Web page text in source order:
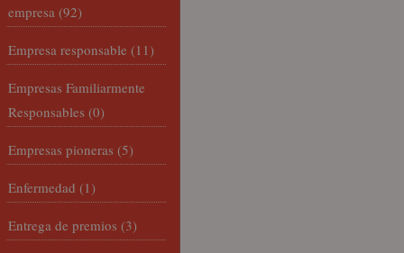
empresa (92)
Empresa responsable (11)
Empresas Familiarmente
Responsables (0)
Empresas pioneras (5)
Enfermedad (1)
Entrega de premios (3)